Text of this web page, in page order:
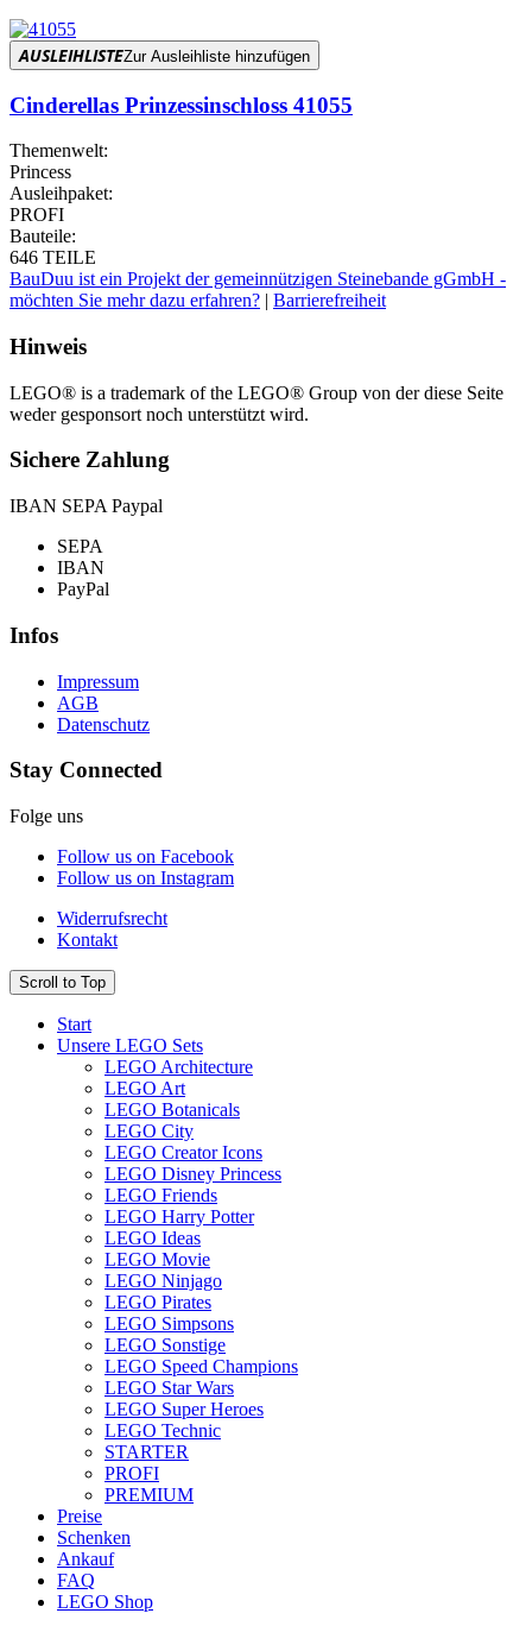
AUSLEIHLISTEZur Ausleihliste hinzufügen
Cinderellas Prinzessinschloss 41055
Themenwelt:
Princess
Ausleihpaket:
PROFI
Bauteile:
646 TEILE
BauDuu ist ein Projekt der gemeinnützigen Steinebande gGmbH -
möchten Sie mehr dazu erfahren? | Barrierefreiheit
Hinweis
LEGO® is a trademark of the LEGO® Group von der diese Seite
weder gesponsort noch unterstützt wird.
Sichere Zahlung
IBAN SEPA Paypal
SEPA
IBAN
PayPal
Infos
Impressum
AGB
Datenschutz
Stay Connected
Folge uns
Follow us on Facebook
Follow us on Instagram
Widerrufsrecht
Kontakt
Scroll to Top
Start
Unsere LEGO Sets
LEGO Architecture
LEGO Art
LEGO Botanicals
LEGO City
LEGO Creator Icons
LEGO Disney Princess
LEGO Friends
LEGO Harry Potter
LEGO Ideas
LEGO Movie
LEGO Ninjago
LEGO Pirates
LEGO Simpsons
LEGO Sonstige
LEGO Speed Champions
LEGO Star Wars
LEGO Super Heroes
LEGO Technic
STARTER
PROFI
PREMIUM
Preise
Schenken
Ankauf
FAQ
LEGO Shop